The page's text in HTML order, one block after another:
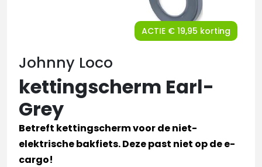
ACTIE € 19,95 korting
Johnny Loco
kettingscherm Earl-
Grey
Betreft kettingscherm voor de niet-
elektrische bakfiets. Deze past niet op de e-
cargo!